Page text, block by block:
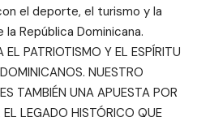
el deporte, el turismo y la
República Dominicana.
PATRIOTISMO Y EL ESPÍRITU
NUESTRO
TAMBIÉN UNA APUESTA POR
LEGADO HISTÓRICO QUE